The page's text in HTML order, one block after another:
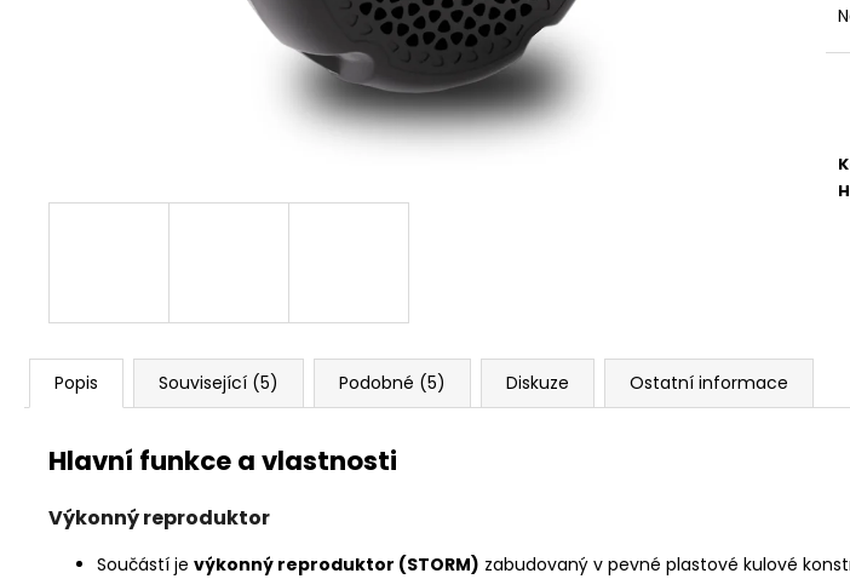
Popis Související (5) Podobné (5) Diskuze Ostatní informace
Hlavní funkce a vlastnosti
Výkonný reproduktor
Součástí je výkonný reproduktor (STORM) zabudovaný v pevné plastové kulové
2 875 Kč
6 625 Kč